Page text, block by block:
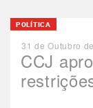
CCJ
POLÍTICA
31 de Outubro